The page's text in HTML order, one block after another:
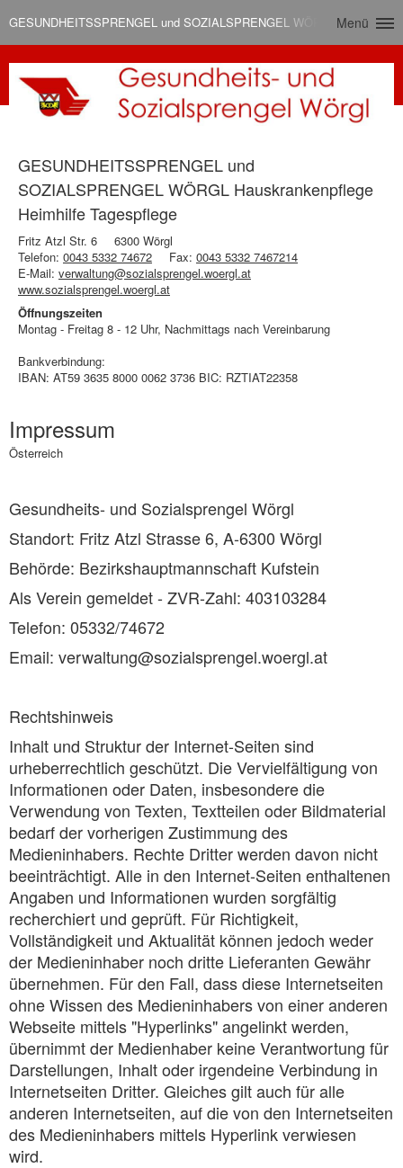
GESUNDHEITSSPRENGEL und SOZIALSPRENGEL WÖRGLMenü
GESUNDHEITSSPRENGEL und
SOZIALSPRENGEL WÖRGL Hauskrankenpflege
Heimhilfe Tagespflege
Fritz Atzl Str. 6
6300 Wörgl
Telefon: 0043 5332 74672 Fax: 0043 5332 7467214
E-Mail: verwaltung@sozialsprengel.woergl.at
www.sozialsprengel.woergl.at
Öffnungszeiten
Montag - Freitag 8 - 12 Uhr, Nachmittags nach Vereinbarung
Bankverbindung:
IBAN: AT59 3635 8000 0062 3736 BIC: RZTIAT22358
Impressum
Österreich
Gesundheits- und Sozialsprengel Wörgl
Standort: Fritz Atzl Strasse 6, A-6300 Wörgl
Behörde: Bezirkshauptmannschaft Kufstein
Als Verein gemeldet - ZVR-Zahl: 403103284
Telefon: 05332/74672
Email: verwaltung@sozialsprengel.woergl.at
Rechtshinweis
Inhalt und Struktur der Internet-Seiten sind
urheberrechtlich geschützt. Die Vervielfältigung von
Informationen oder Daten, insbesondere die
Verwendung von Texten, Textteilen oder Bildmaterial
bedarf der vorherigen Zustimmung des
Medieninhabers. Rechte Dritter werden davon nicht
beeinträchtigt. Alle in den Internet-Seiten enthaltenen
Angaben und Informationen wurden sorgfältig
recherchiert und geprüft. Für Richtigkeit,
Vollständigkeit und Aktualität können jedoch weder
der Medieninhaber noch dritte Lieferanten Gewähr
übernehmen. Für den Fall, dass diese Internetseiten
ohne Wissen des Medieninhabers von einer anderen
Webseite mittels "Hyperlinks" angelinkt werden,
übernimmt der Medienhaber keine Verantwortung für
Darstellungen, Inhalt oder irgendeine Verbindung in
Internetseiten Dritter. Gleiches gilt auch für alle
anderen Internetseiten, auf die von den Internetseiten
des Medieninhabers mittels Hyperlink verwiesen
wird.